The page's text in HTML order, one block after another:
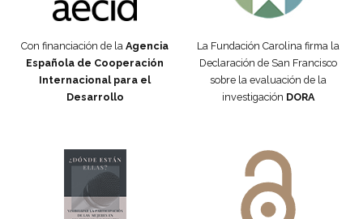
Con financiación de la Agencia
Española de Cooperación
Internacional para el
Desarrollo
La Fundación Carolina firma la
Declaración de San Francisco
sobre la evaluación de la
investigación DORA